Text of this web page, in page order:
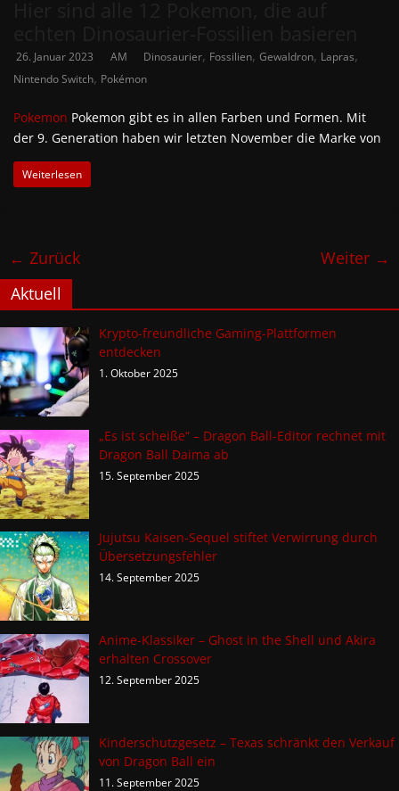
26. Januar 2023 AM Dinosaurier, Fossilien, Gewaldron, Lapras,
Nintendo Switch, Pokémon
Pokemon Pokemon gibt es in allen Farben und Formen. Mit
der 9. Generation haben wir letzten November die Marke von
Weiterlesen
← Zurück
Weiter →
Aktuell
Krypto-freundliche Gaming-Plattformen
entdecken
1. Oktober 2025
„Es ist scheiße“ – Dragon Ball-Editor rechnet mit
Dragon Ball Daima ab
15. September 2025
Jujutsu Kaisen-Sequel stiftet Verwirrung durch
Übersetzungsfehler
14. September 2025
Anime-Klassiker – Ghost in the Shell und Akira
erhalten Crossover
12. September 2025
Kinderschutzgesetz – Texas schränkt den Verkauf
von Dragon Ball ein
11. September 2025